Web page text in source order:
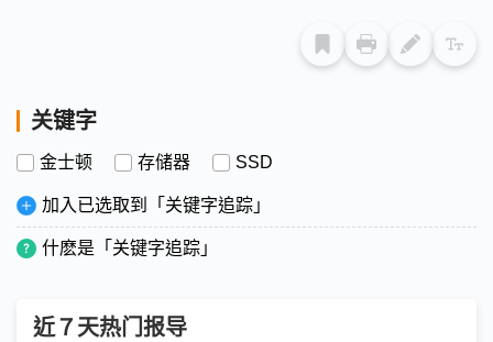
关键字
金士顿 存储器 SSD
加入已选取到「关键字追踪」
什麽是「关键字追踪」
近７天热门报导